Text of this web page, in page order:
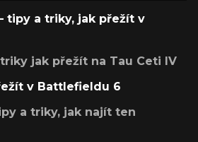
tipy a triky, jak přežít v
jak přežít na Tau Ceti IV
v Battlefieldu 6
a triky, jak najít ten